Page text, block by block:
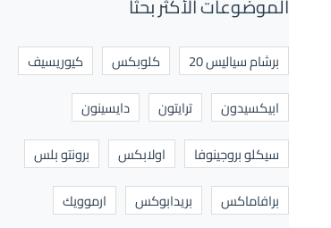
الموضوعات الأكثر بحثا
برشام سياليس 20 كلوبكس
كيوريسيف
ابيكسيدون
ترايتون
دايسينون
سيكلو بروجينوفا
اولابكس
برونتو بلس
برافاماكس
بريدابوكس
ارموويك